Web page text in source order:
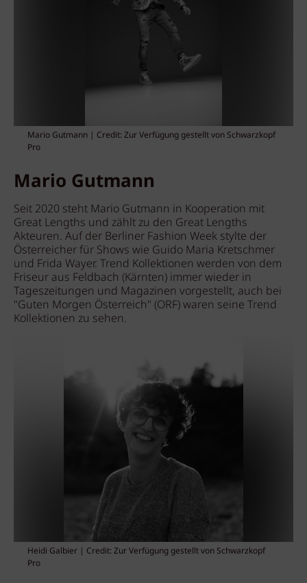
Mario Gutmann | Credit: Zur Verfügung gestellt von Schwarzkopf
Pro
Mario Gutmann
Seit 2020 steht Mario Gutmann in Kooperation mit
Great Lengths und zählt zu den Great Lengths
Akteuren. Auf der Berliner Fashion Week stylte der
Österreicher für Shows wie Guido Maria Kretschmer
und Frida Wayer. Trend Kollektionen werden von dem
Friseur aus Feldbach (Kärnten) immer wieder in
Tageszeitungen und Magazinen vorgestellt, auch bei
"Guten Morgen Österreich" (ORF) waren seine Trend
Kollektionen zu sehen.
Heidi Galbier | Credit: Zur Verfügung gestellt von Schwarzkopf
Pro